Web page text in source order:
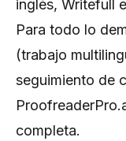
inglés, Writefull
Para todo lo
(trabajo
seguimiento de
completa.